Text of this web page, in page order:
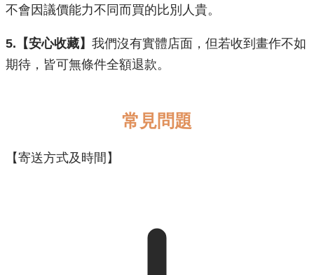
不會因議價能力不同而買的比別人貴。
5.【安心收藏】 我們沒有實體店面，但若收到畫作不如
期待，皆可無條件全額退款。
常見問題
【寄送方式及時間】